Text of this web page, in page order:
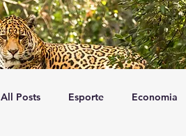
All Posts Esporte Economia